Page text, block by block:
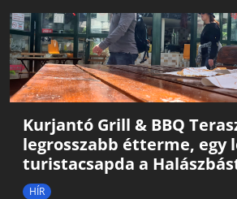
Kurjantó Grill & BBQ
legrosszabb étterme, egy
turistacsapda a
HÍR